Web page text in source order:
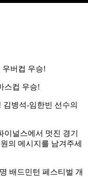
우버컵 우승!
스컵 우승!
병석-임한빈 선수의
이널스에서 멋진 경기
의 메시지를 남겨주세
배드민턴 페스티벌 개